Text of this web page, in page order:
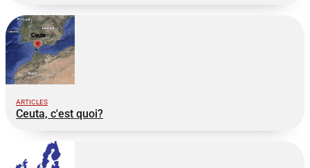
ARTICLES
Ceuta, c'est quoi?